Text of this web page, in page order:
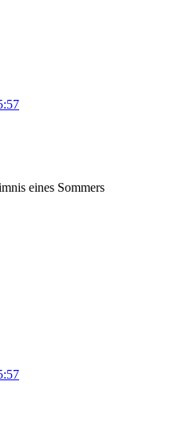
eines Sommers